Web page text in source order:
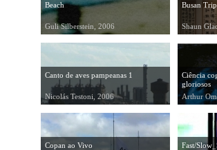
Beach
Guli Silberstein, 2006
Busan
Shaun
Canto de aves pampeanas 1
Nicolás Testoni, 2006
Ciência
gloriosos
Arthur
Copan ao Vivo Fast/